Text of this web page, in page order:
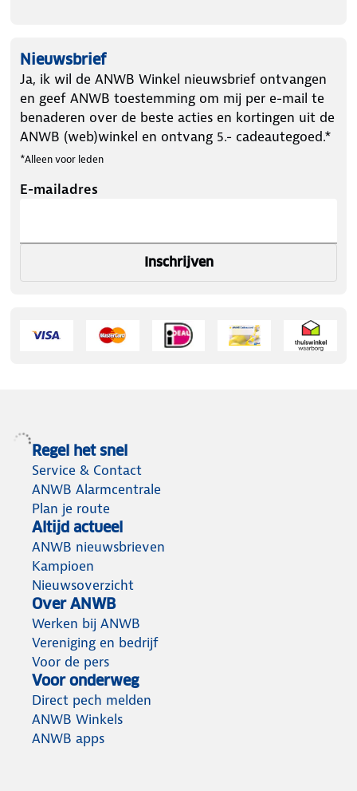
Nieuwsbrief
Ja, ik wil de ANWB Winkel nieuwsbrief ontvangen
en geef ANWB toestemming om mij per e-mail te
benaderen over de beste acties en kortingen uit de
ANWB (web)winkel en ontvang 5.- cadeautegoed.*
*Alleen voor leden
E-mailadres
Inschrijven
Regel het snel
Service & Contact
ANWB Alarmcentrale
Plan je route
Altijd actueel
ANWB nieuwsbrieven
Kampioen
Nieuwsoverzicht
Over ANWB
Werken bij ANWB
Vereniging en bedrijf
Voor de pers
Voor onderweg
Direct pech melden
ANWB Winkels
ANWB apps